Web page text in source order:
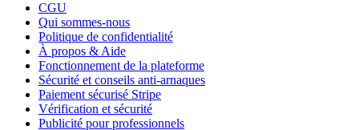
CGU
Qui sommes-nous
Politique de confidentialité
À propos & Aide
Fonctionnement de la plateforme
Sécurité et conseils anti-arnaques
Paiement sécurisé Stripe
Vérification et sécurité
Publicité pour professionnels